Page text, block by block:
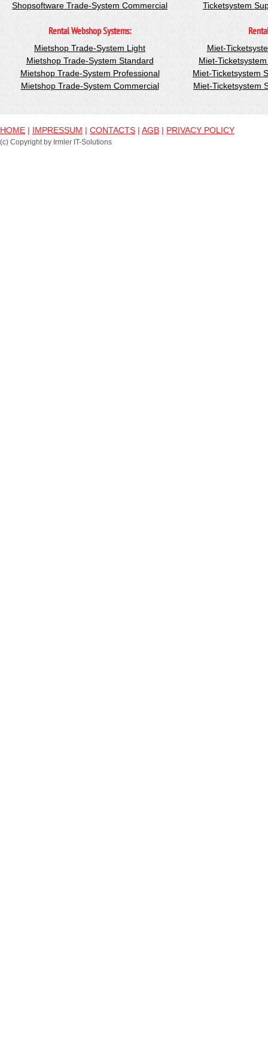
Shopsoftware Trade-System Commercial
Rental Webshop Systems:
Mietshop Trade-System Light
Mietshop Trade-System Standard
Mietshop Trade-System Professional
Mietshop Trade-System Commercial
Ticketsystem
Miet-
Miet-
Miet-Ticketsystem
Miet-Ticketsystem
HOME | IMPRESSUM | CONTACTS | AGB | PRIVACY POLICY
(c) Copyright by Irmler IT-Solutions